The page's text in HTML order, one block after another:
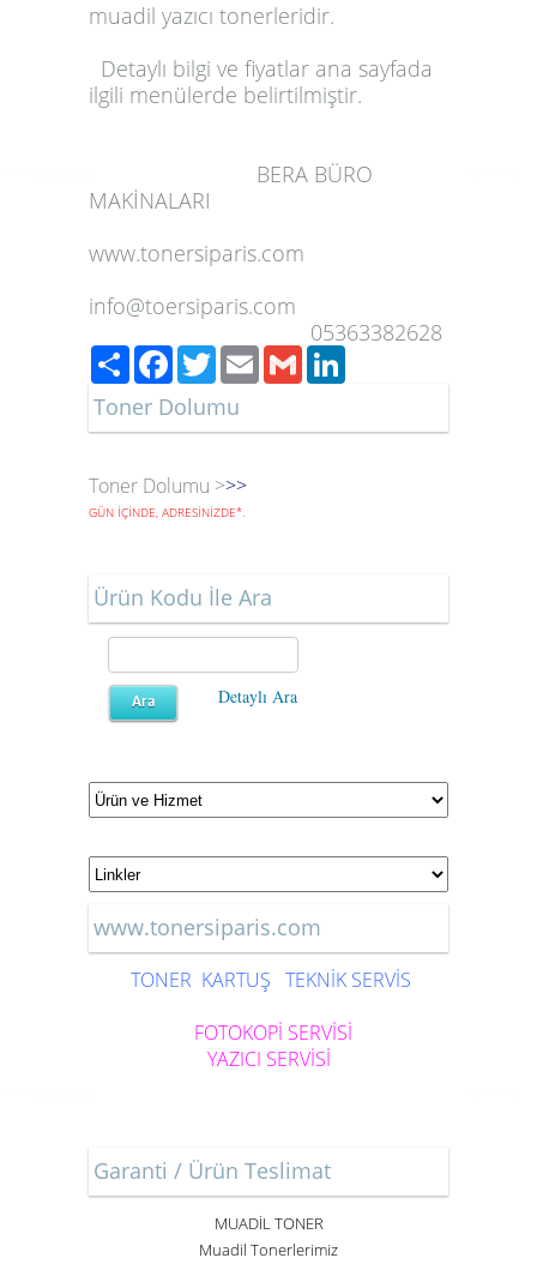
muadil yazıcı tonerleridir.
Detaylı bilgi ve fiyatlar ana sayfada
ilgili menülerde belirtilmiştir.
BERA BÜRO
MAKİNALARI
www.tonersiparis.com
info@toersiparis.com
05363382628
PaylaşFacebook
TwitterEmailGmail
Toner Dolumu
Toner Dolumu >>>
GÜN İÇİNDE, ADRESİNİZDE*.
Ürün Kodu İle Ara
Detaylı Ara
www.tonersiparis.com
TONER KARTUŞ TEKNİK SERVİS
FOTOKOPİ SERVİSİ
YAZICI SERVİSİ
Garanti / Ürün Teslimat
MUADİL TONER
Muadil Tonerlerimiz